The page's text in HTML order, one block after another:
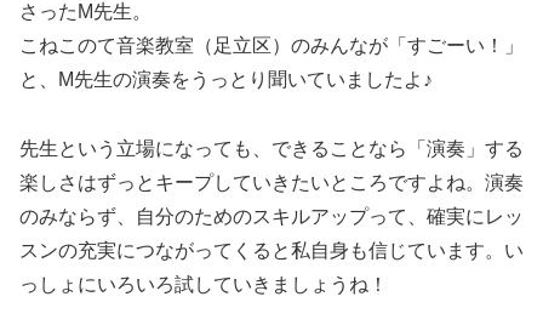
さったM先生。
こねこのて音楽教室（足立区）のみんなが「すごーい！」
と、M先生の演奏をうっとり聞いていましたよ♪
先生という立場になっても、できることなら「演奏」する
楽しさはずっとキープしていきたいところですよね。演奏
のみならず、自分のためのスキルアップって、確実にレッ
スンの充実につながってくると私自身も信じています。い
っしょにいろいろ試していきましょうね！